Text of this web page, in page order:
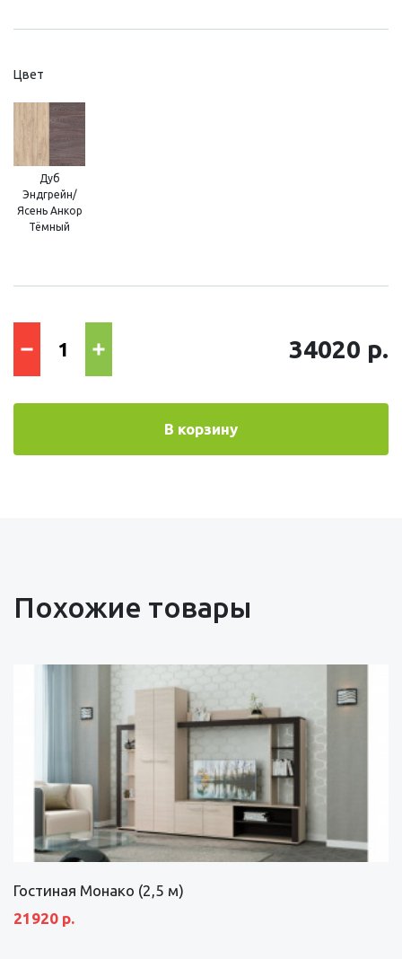
Цвет
Дуб
Эндгрейн/
Ясень Анкор
Тёмный
34020 р.
В корзину
Похожие товары
Гостиная Монако (2,5 м)
21920 р.